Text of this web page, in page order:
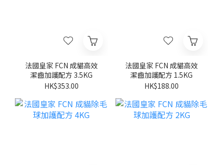
法國皇家 FCN 成貓高效
潔齒加護配方 3.5KG
HK$353.00
法國皇家 FCN 成貓高效
潔齒加護配方 1.5KG
HK$188.00